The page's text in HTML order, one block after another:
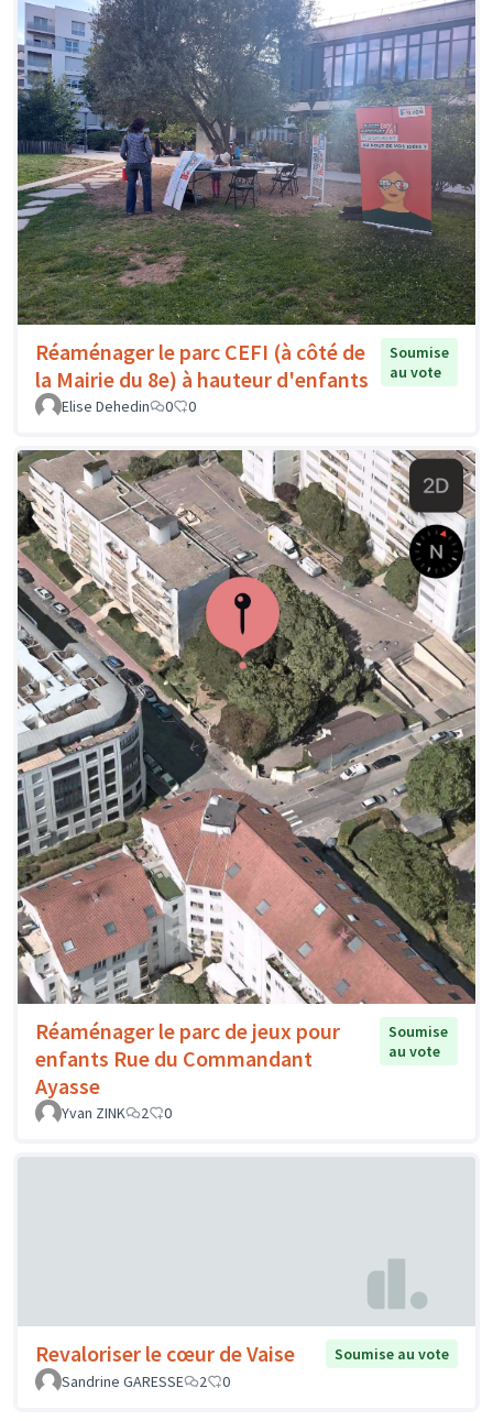
Réaménager le parc CEFI (à côté de
la Mairie du 8e) à hauteur d'enfants
Soumise
au vote
Elise Dehedin
0 0
Réaménager le parc de jeux pour
enfants Rue du Commandant
Ayasse
Soumise
au vote
Yvan ZINK 2 0
Revaloriser le cœur de Vaise
Soumise au vote
Sandrine GARESSE
2 0